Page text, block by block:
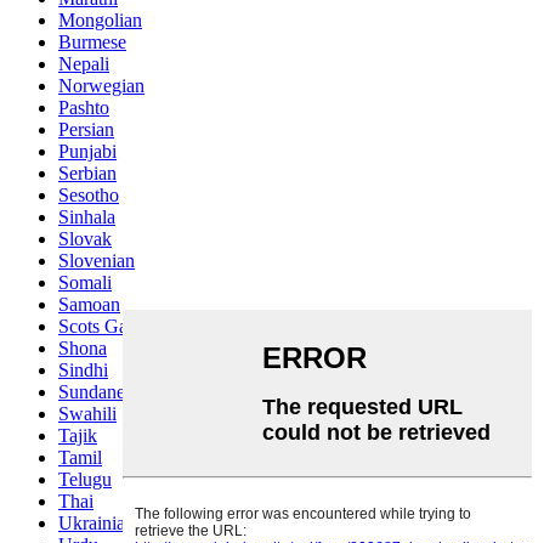
Mongolian
Burmese
Nepali
Norwegian
Pashto
Persian
Punjabi
Serbian
Sesotho
Sinhala
Slovak
Slovenian
Somali
Samoan
Scots Gaelic
Shona
Sindhi
Sundanese
Swahili
Tajik
Tamil
Telugu
Thai
Ukrainian